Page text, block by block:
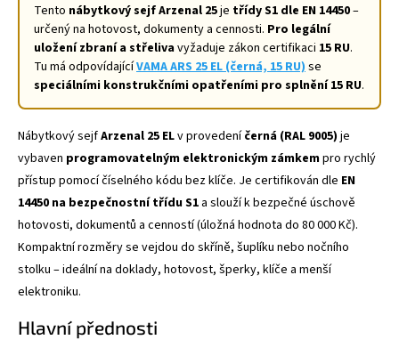
Tento nábytkový sejf Arzenal 25je třídy S1 dle EN 14450–
určený na hotovost, dokumenty a cennosti. Pro legální
uložení zbraní a střelivavyžaduje zákon certifikaci 15 RU.
Tu má odpovídajícíVAMA ARS 25 EL (černá, 15 RU) se
speciálními konstrukčními opatřeními pro splnění 15 RU.
Nábytkový sejfArzenal 25 ELv provedeníčerná (RAL 9005) je
vybaven programovatelným elektronickým zámkempro rychlý
přístup pomocí číselného kódu bez klíče. Je certifikován dle EN
14450 na bezpečnostní třídu S1 a slouží k bezpečné úschově
hotovosti, dokumentů a cenností (úložná hodnota do 80 000 Kč).
Kompaktní rozměry se vejdou do skříně, šuplíku nebo nočního
stolku – ideální na doklady, hotovost, šperky, klíče a menší
elektroniku.
Hlavní přednosti